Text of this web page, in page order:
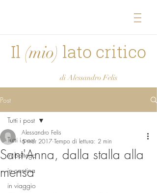
Il (mio) lato critico
di Alessandro Felis
Post
Tutti i post
in bottega
in cantina
in viaggio
Tutti i post
Sant'Anna, dalla stalla alla
mensa
Alessandro Felis
6 mar 2017 Tempo di lettura: 2 min